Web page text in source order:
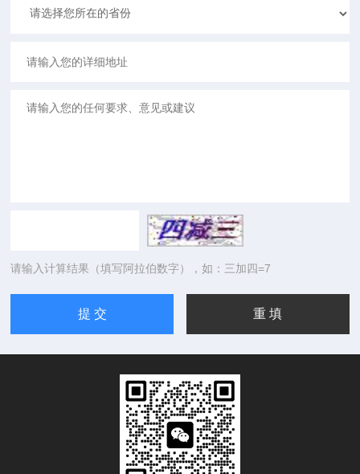
请输入计算结果（填写阿拉伯数字），如：三加四=7